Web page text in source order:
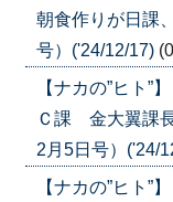
朝食作りが日課
号）('24/12/17)
【ナカの”ヒト
Ｃ課 金大翼課
2月5日号）('24/
【ナカの”ヒト